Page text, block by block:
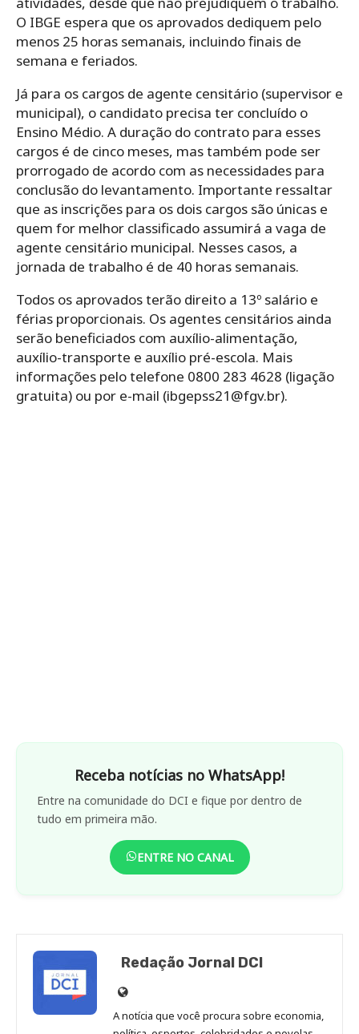
O IBGE espera que os aprovados dediquem pelo
menos 25 horas semanais, incluindo finais de
semana e feriados.
Já para os cargos de agente censitário (supervisor e
municipal), o candidato precisa ter concluído o
Ensino Médio. A duração do contrato para esses
cargos é de cinco meses, mas também pode ser
prorrogado de acordo com as necessidades para
conclusão do levantamento. Importante ressaltar
que as inscrições para os dois cargos são únicas e
quem for melhor classificado assumirá a vaga de
agente censitário municipal. Nesses casos, a
jornada de trabalho é de 40 horas semanais.
Todos os aprovados terão direito a 13º salário e
férias proporcionais. Os agentes censitários ainda
serão beneficiados com auxílio-alimentação,
auxílio-transporte e auxílio pré-escola. Mais
informações pelo telefone 0800 283 4628 (ligação
gratuita) ou por e-mail (ibgepss21@fgv.br).
Receba notícias no WhatsApp!
Entre na comunidade do DCI e fique por dentro de
tudo em primeira mão.
ENTRE NO CANAL
Redação Jornal DCI
Site
de
Redação
A notícia que você procura sobre economia,